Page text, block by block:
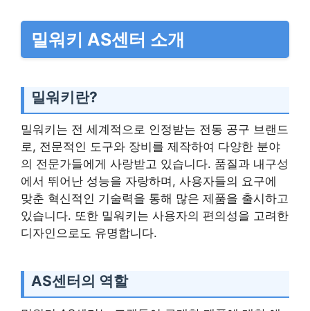
밀워키 AS센터 소개
밀워키란?
밀워키는 전 세계적으로 인정받는 전동 공구 브랜드
로, 전문적인 도구와 장비를 제작하여 다양한 분야
의 전문가들에게 사랑받고 있습니다. 품질과 내구성
에서 뛰어난 성능을 자랑하며, 사용자들의 요구에
맞춘 혁신적인 기술력을 통해 많은 제품을 출시하고
있습니다. 또한 밀워키는 사용자의 편의성을 고려한
디자인으로도 유명합니다.
AS센터의 역할